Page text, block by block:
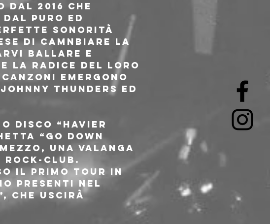
2016 che
puro ed
sonorità
di camnbiare la
ballare e
la radice del loro
emergono
Thunders ed
disco “Havier
“Go Down
una valanga
rock-club.
il primo tour in
presenti nel
che uscirà